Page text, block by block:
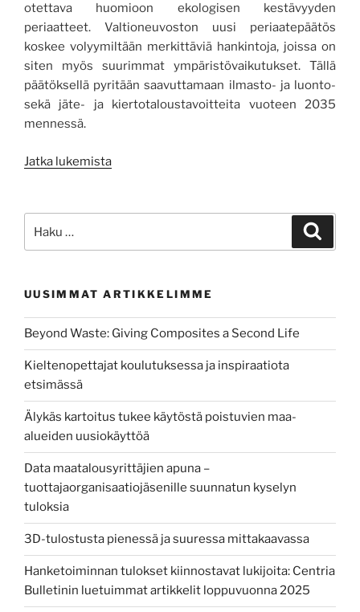
otettava huomioon ekologisen kestävyyden
periaatteet. Valtioneuvoston uusi periaatepäätös
koskee volyymiltään merkittäviä hankintoja, joissa on
siten myös suurimmat ympäristövaikutukset. Tällä
päätöksellä pyritään saavuttamaan ilmasto- ja luonto-
sekä jäte- ja kiertotaloustavoitteita vuoteen 2035
mennessä.
Jatka lukemista”Lisäbonuksesta
Julkisten
UUSIMMAT ARTIKKELIMME
Beyond Waste: Giving Composites a Second Life
Kieltenopettajat koulutuksessa ja inspiraatiota
etsimässä
Älykäs kartoitus tukee käytöstä poistuvien maa-
alueiden uusiokäyttöä
Data maatalousyrittäjien apuna –
tuottajaorganisaatiojäsenille suunnatun kyselyn
tuloksia
3D-tulostusta pienessä ja suuressa mittakaavassa
Hanketoiminnan tulokset kiinnostavat lukijoita: Centria
Bulletinin luetuimmat artikkelit loppuvuonna 2025